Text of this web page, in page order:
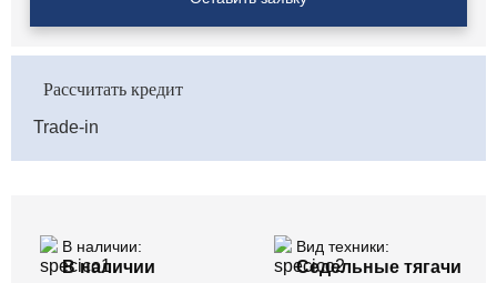
Рассчитать кредит
Trade-in
В наличии:
В наличии
Вид техники:
Седельные тягачи